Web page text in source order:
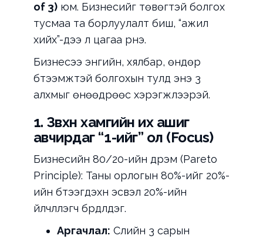
of 3)юм. Бизнесийг төвөгтэй болгох
тусмаа та борлуулалт биш, “ажил
хийх”-дээ л цагаа үрнэ.
Бизнесээ энгийн, хялбар, өндөр
бүтээмжтэй болгохын тулд энэ 3
алхмыг өнөөдрөөс хэрэгжүүлээрэй.
1. Зөвхөн хамгийн их ашиг
авчирдаг “1-ийг” ол (Focus)
Бизнесийн 80/20-ийн дүрэм (Pareto
Principle): Таны орлогын 80%-ийг 20%-
ийн бүтээгдэхүүн эсвэл 20%-ийн
үйлчлүүлэгч бүрдүүлдэг.
Аргачлал: Сүүлийн 3 сарын